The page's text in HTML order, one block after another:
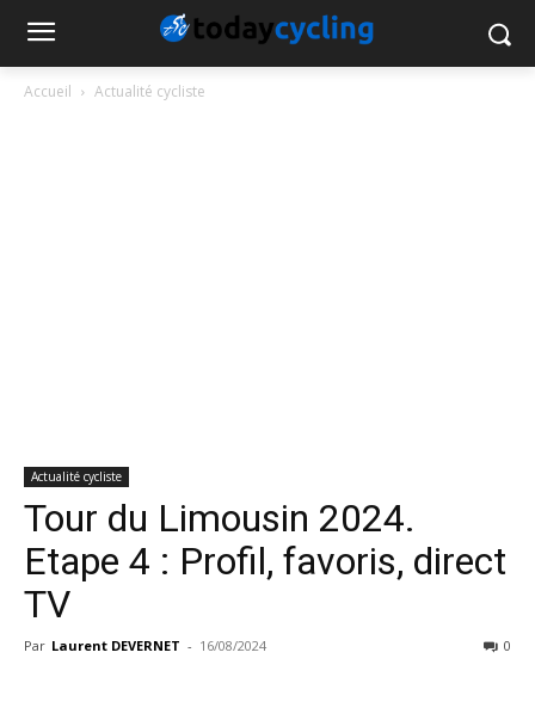
Accueil Actualité cycliste
Actualité cycliste
Tour du Limousin 2024.
Etape 4 : Profil, favoris, direct
TV
Par Laurent DEVERNET - 16/08/2024 0